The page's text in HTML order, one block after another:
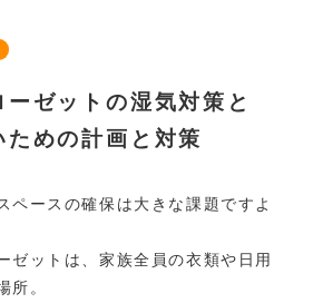
り
サポート
の施工事例
事例
ゼットの湿気対策と
めの計画と対策
ペースの確保は大きな課題ですよ
ゼットは、家族全員の衣類や日用
所。